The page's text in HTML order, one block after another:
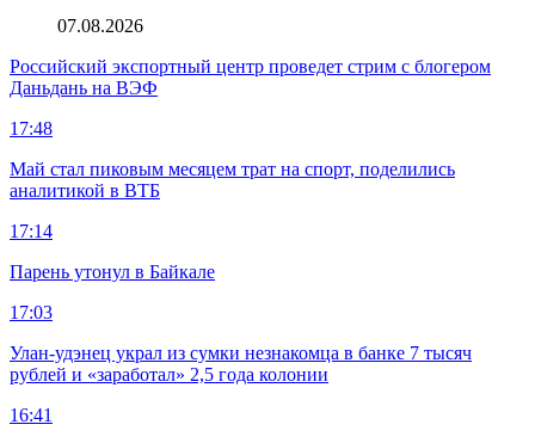
07.08.2026
Российский экспортный центр проведет стрим с блогером
Даньдань на ВЭФ
17:48
Май стал пиковым месяцем трат на спорт, поделились
аналитикой в ВТБ
17:14
Парень утонул в Байкале
17:03
Улан-удэнец украл из сумки незнакомца в банке 7 тысяч
рублей и «заработал» 2,5 года колонии
16:41